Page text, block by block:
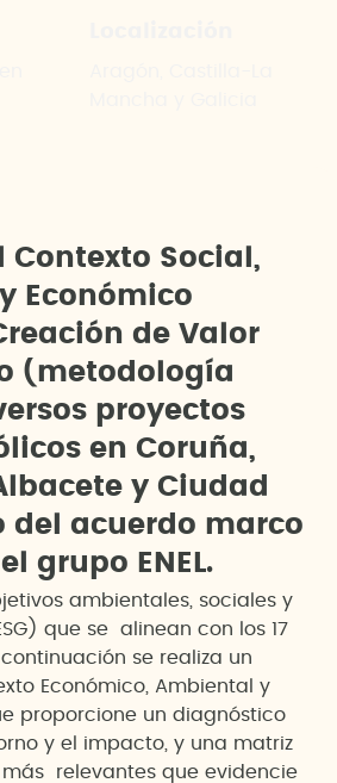
Contexto Socia l,
y Económico
reación de Va lor
(metodo logía
ersos proyectos
icos en Coruña,
bacete y Ciudad
de acuerdo marco
e grupo E N E L.
ambientales, sociales y
que se alinean con los 17
continuación se realiza un
Económico, Ambiental y
proporcione un diagnóstico
y el impacto, y una matriz
relevantes que evidencie